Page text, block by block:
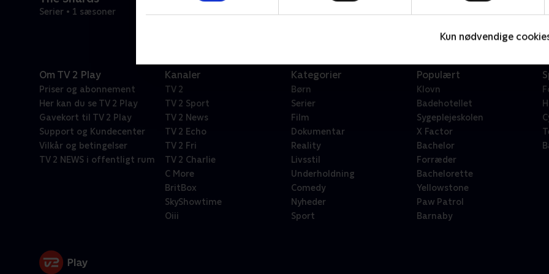
Kun nødvendige
Serier • 1 sæsoner
Om TV 2 Play
Priser og abonnement
Her kan du se TV 2 Play
Gavekort til TV 2 Play
Support og Kundecenter
Vilkår og betingelser
TV 2 NEWS i offentligt rum
Kanaler
TV 2
TV 2 Sport
TV 2 News
TV 2 Echo
TV 2 Fri
TV 2 Charlie
C More
BritBox
SkyShowtime
Oiii
Kategorier
Børn
Serier
Film
Dokumentar
Reality
Livsstil
Underholdning
Comedy
Nyheder
Sport
Populært
Klovn
Badehotellet
Sygeplejeskolen
X Factor
Bachelor
Forræder
Bachelorette
Yellowstone
Paw Patrol
Barnaby